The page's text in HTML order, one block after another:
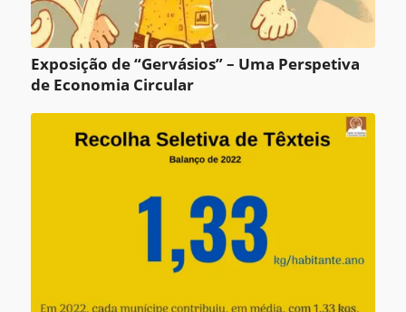
Exposição de “Gervásios” – Uma Perspetiva
de Economia Circular